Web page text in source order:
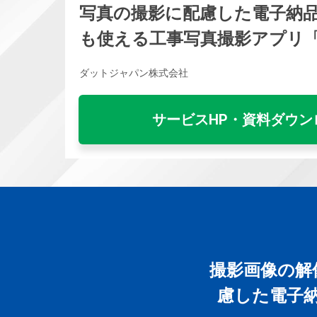
写真の撮影に配慮した電子納
も使える工事写真撮影アプリ
ダットジャパン株式会社
サービスHP・資料ダウ
撮影画像の
慮した電子